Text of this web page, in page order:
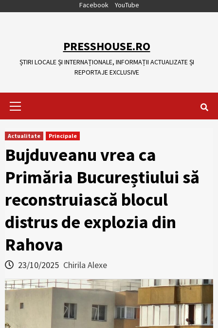
Facebook YouTube
PRESSHOUSE.RO
ȘTIRI LOCALE ȘI INTERNAȚIONALE, INFORMAȚII ACTUALIZATE ȘI
REPORTAJE EXCLUSIVE
Actualitate Principale
Bujduveanu vrea ca
Primăria Bucureștiului să
reconstruiască blocul
distrus de explozia din
Rahova
23/10/2025 Chirila Alexe